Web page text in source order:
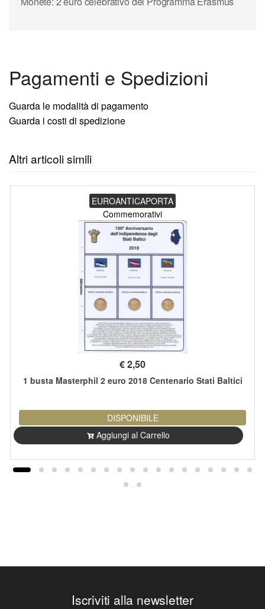
Pagamenti e Spedizioni
Guarda le modalità di pagamento
Guarda i costi di spedizione
Altri articoli simili
EUROANTICAPORTA
Commemorativi
€2,50
1 busta Masterphil 2 euro 2018 Centenario Stati Baltici
DISPONIBILE
Aggiungi al Carrello
Iscriviti alla newsletter